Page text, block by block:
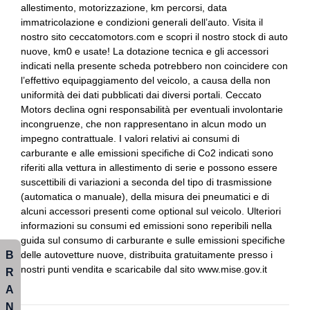
Freno di stazionamento elettrico
Garanzie
Illuminazione abitacolo
Indicatore cambio marcia
Inserti in acciaio esterni
Interni in pelle
Pacchetto sicurezza
Paraurti in tinta
Personalizzazioni linea e stile
Portaoggetti aggiuntivi
Presa 12v aggiuntiva
Protezione motore
Cambio automatico a 7 marce
Cerchi in lega da 18
Chiavi e telecomandi
Cinture di sicurezza
Climatizzatore automatico a due zone
Comandi al volante
Controllo della stabilità
Cornering brake control
Differenziale autobloccante elettronico
Ess / emergency stop signal
Fari automatici
allestimento, motorizzazione, km percorsi, data
immatricolazione e condizioni generali dell’auto. Visita il
nostro sito ceccatomotors.com e scopri il nostro stock di auto
nuove, km0 e usate! La dotazione tecnica e gli accessori
indicati nella presente scheda potrebbero non coincidere con
l’effettivo equipaggiamento del veicolo, a causa della non
uniformità dei dati pubblicati dai diversi portali. Ceccato
Motors declina ogni responsabilità per eventuali involontarie
incongruenze, che non rappresentano in alcun modo un
impegno contrattuale. I valori relativi ai consumi di
carburante e alle emissioni specifiche di Co2 indicati sono
riferiti alla vettura in allestimento di serie e possono essere
suscettibili di variazioni a seconda del tipo di trasmissione
(automatica o manuale), della misura dei pneumatici e di
alcuni accessori presenti come optional sul veicolo. Ulteriori
informazioni su consumi ed emissioni sono reperibili nella
guida sul consumo di carburante e sulle emissioni specifiche
delle autovetture nuove, distribuita gratuitamente presso i
nostri punti vendita e scaricabile dal sito www.mise.gov.it
B
R
A
N